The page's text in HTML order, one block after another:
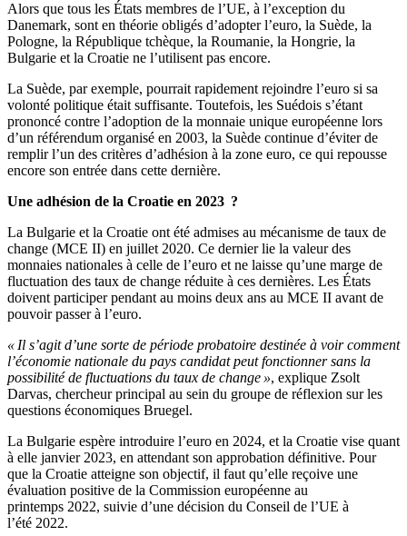
Alors que tous les États membres de l’UE, à l’exception du
Danemark, sont en théorie obligés d’adopter l’euro, la Suède, la
Pologne, la République tchèque, la Roumanie, la Hongrie, la
Bulgarie et la Croatie ne l’utilisent pas encore.
La Suède, par exemple, pourrait rapidement rejoindre l’euro si sa
volonté politique était suffisante. Toutefois, les Suédois s’étant
prononcé contre l’adoption de la monnaie unique européenne lors
d’un référendum organisé en 2003, la Suède continue d’éviter de
remplir l’un des critères d’adhésion à la zone euro, ce qui repousse
encore son entrée dans cette dernière.
Une adhésion de la Croatie en 2023 ?
La Bulgarie et la Croatie ont été admises au mécanisme de taux de
change (MCE II) en juillet 2020. Ce dernier lie la valeur des
monnaies nationales à celle de l’euro et ne laisse qu’une marge de
fluctuation des taux de change réduite à ces dernières. Les États
doivent participer pendant au moins deux ans au MCE II avant de
pouvoir passer à l’euro.
« Il s’agit d’une sorte de période probatoire destinée à voir comment
l’économie nationale du pays candidat peut fonctionner sans la
possibilité de fluctuations du taux de change », explique Zsolt
Darvas, chercheur principal au sein du groupe de réflexion sur les
questions économiques Bruegel.
La Bulgarie espère introduire l’euro en 2024, et la Croatie vise quant
à elle janvier 2023, en attendant son approbation définitive. Pour
que la Croatie atteigne son objectif, il faut qu’elle reçoive une
évaluation positive de la Commission européenne au
printemps 2022, suivie d’une décision du Conseil de l’UE à
l’été 2022.